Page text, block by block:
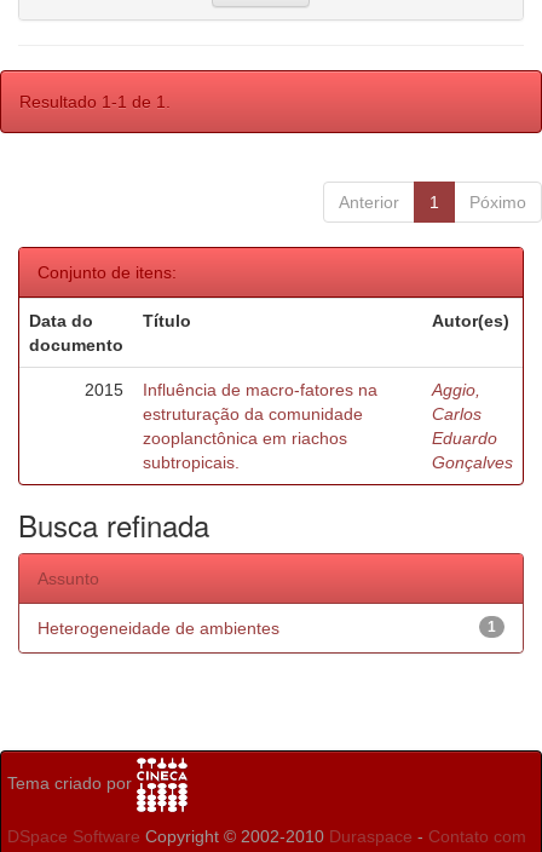
Resultado 1-1 de 1.
Anterior 1 Póximo
Conjunto de itens:
Data do
documento
Título Autor(es)
2015
Influência de macro-fatores na
estruturação da comunidade
zooplanctônica em riachos
subtropicais.
Aggio,
Carlos
Eduardo
Gonçalves
Busca refinada
Assunto
1
Heterogeneidade de ambientes
Tema criado por
DSpace Software Copyright © 2002-2010 Duraspace - Contato com